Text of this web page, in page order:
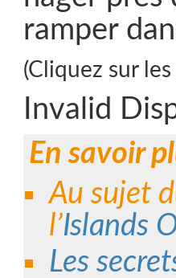
ramper
(Cliquez sur
Invalid
En savoir
Au sujet
l’Islands
Les